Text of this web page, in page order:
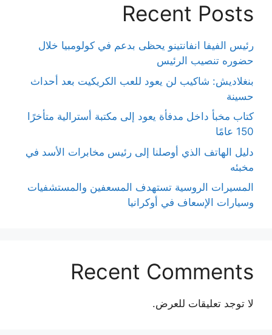
Recent Posts
رئيس الفيفا انفانتينو يحظى بدعم في كولومبيا خلال
حضوره تنصيب الرئيس
بنغلاديش: شاكيب لن يعود للعب الكريكيت بعد أحداث
حسينة
كتاب مخبأ داخل مدفأة يعود إلى مكتبة أسترالية متأخرًا
150 عامًا
دليل الهاتف الذي أوصلنا إلى رئيس مخابرات الأسد في
مخبئه
المسيرات الروسية تستهدف المسعفين والمستشفيات
وسيارات الإسعاف في أوكرانيا
Recent Comments
لا توجد تعليقات للعرض.